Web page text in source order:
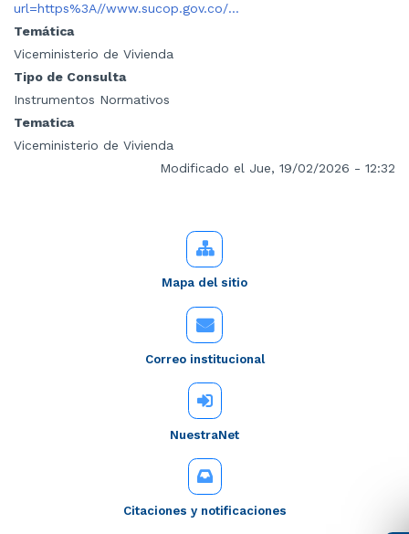
url=https%3A//www.sucop.gov.co/…
Temática
Viceministerio de Vivienda
Tipo de Consulta
Instrumentos Normativos
Tematica
Viceministerio de Vivienda
Modificado el Jue, 19/02/2026 - 12:32
Mapa del sitio
Correo institucional
NuestraNet
Citaciones y notificaciones